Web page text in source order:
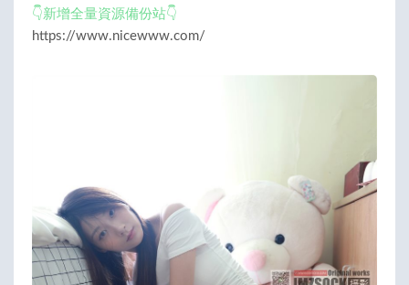
👇新增全量資源備份站👇
https://www.nicewww.com/